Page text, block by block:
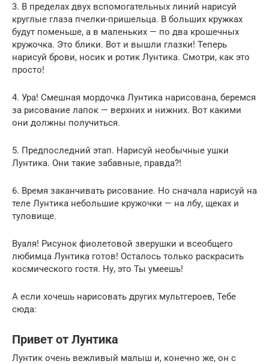
3. В пределах двух вспомогательных линий нарисуй
круглые глаза пчелки-пришельца. В больших кружках
будут поменьше, а в маленьких — по два крошечных
кружочка. Это блики. Вот и вышли глазки! Теперь
нарисуй брови, носик и ротик Лунтика. Смотри, как это
просто!
4. Ура! Смешная мордочка Лунтика нарисована, беремся
за рисование лапок — верхних и нижних. Вот какими
они должны получиться.
5. Предпоследний этап. Нарисуй необычные ушки
Лунтика. Они такие забавные, правда?!
6. Время заканчивать рисование. Но сначала нарисуй на
теле Лунтика небольшие кружочки — на лбу, щеках и
туловище.
Вуаля! Рисунок фиолетовой зверушки и всеобщего
любимца Лунтика готов! Осталось только раскрасить
космического гостя. Ну, это Ты умеешь!
А если хочешь нарисовать других мультгероев, Тебе
сюда:
Привет от Лунтика
Лунтик очень вежливый малыш и, конечно же, он с